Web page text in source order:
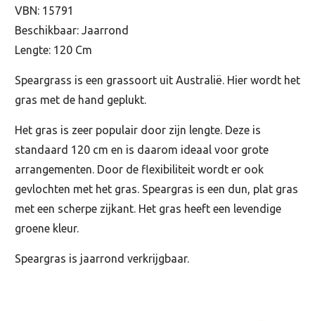
VBN: 15791
Beschikbaar: Jaarrond
Lengte: 120 Cm
Speargrass is een grassoort uit Australië. Hier wordt het
gras met de hand geplukt.
Het gras is zeer populair door zijn lengte. Deze is
standaard 120 cm en is daarom ideaal voor grote
arrangementen. Door de flexibiliteit wordt er ook
gevlochten met het gras. Speargras is een dun, plat gras
met een scherpe zijkant. Het gras heeft een levendige
groene kleur.
Speargras is jaarrond verkrijgbaar.